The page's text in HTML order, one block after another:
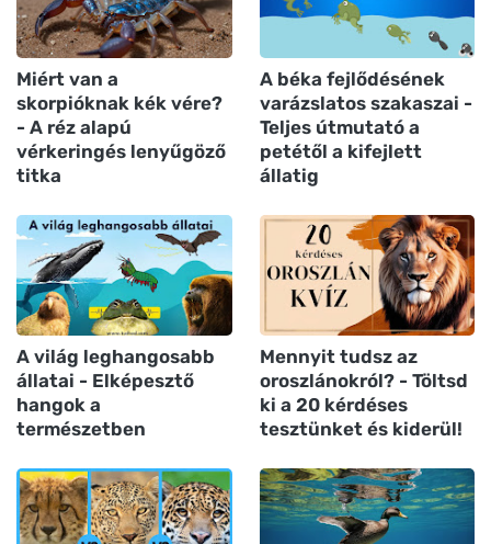
Miért van a
skorpióknak kék vére?
- A réz alapú
vérkeringés lenyűgöző
titka
A béka fejlődésének
varázslatos szakaszai -
Teljes útmutató a
petétől a kifejlett
állatig
A világ leghangosabb
állatai - Elképesztő
hangok a
természetben
Mennyit tudsz az
oroszlánokról? - Töltsd
ki a 20 kérdéses
tesztünket és kiderül!